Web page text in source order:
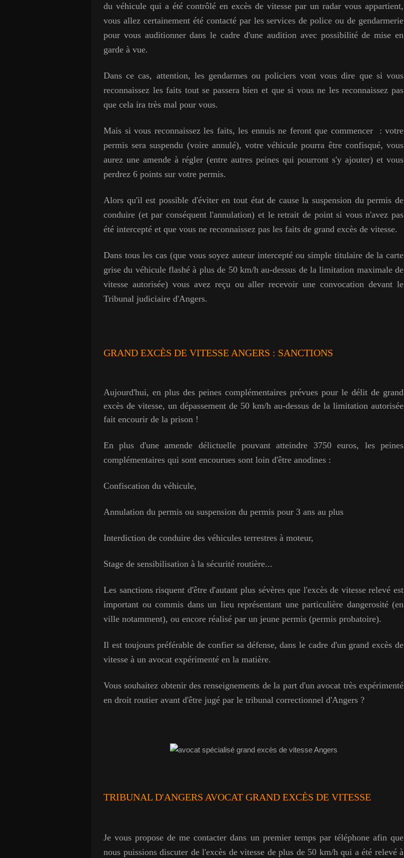
du véhicule qui a été contrôlé en excès de vitesse par un radar vous appartient,
vous allez certainement été contacté par les services de police ou de gendarmerie
pour vous auditionner dans le cadre d'une audition avec possibilité de mise en
garde à vue.
Dans ce cas, attention, les gendarmes ou policiers vont vous dire que si vous
reconnaissez les faits tout se passera bien et que si vous ne les reconnaissez pas
que cela ira très mal pour vous.
Mais si vous reconnaissez les faits, les ennuis ne feront que commencer : votre
permis sera suspendu (voire annulé), votre véhicule pourra être confisqué, vous
aurez une amende à régler (entre autres peines qui pourront s'y ajouter) et vous
perdrez 6 points sur votre permis.
Alors qu'il est possible d'éviter en tout état de cause la suspension du permis de
conduire (et par conséquent l'annulation) et le retrait de point si vous n'avez pas
été intercepté et que vous ne reconnaissez pas les faits de grand excès de vitesse.
Dans tous les cas (que vous soyez auteur intercepté ou simple titulaire de la carte
grise du véhicule flashé à plus de 50 km/h au-dessus de la limitation maximale de
vitesse autorisée) vous avez reçu ou aller recevoir une convocation devant le
Tribunal judiciaire d'Angers.
GRAND EXCÈS DE VITESSE ANGERS : SANCTIONS
Aujourd'hui, en plus des peines complémentaires prévues pour le délit de grand
excès de vitesse, un dépassement de 50 km/h au-dessus de la limitation autorisée
fait encourir de la prison !
En plus d'une amende délictuelle pouvant atteindre 3750 euros, les peines
complémentaires qui sont encourues sont loin d'être anodines :
Confiscation du véhicule,
Annulation du permis ou suspension du permis pour 3 ans au plus
Interdiction de conduire des véhicules terrestres à moteur,
Stage de sensibilisation à la sécurité routière...
Les sanctions risquent d'être d'autant plus sévères que l'excès de vitesse relevé est
important ou commis dans un lieu représentant une particulière dangerosité (en
ville notamment), ou encore réalisé par un jeune permis (permis probatoire).
Il est toujours préférable de confier sa défense, dans le cadre d'un grand excès de
vitesse à un avocat expérimenté en la matière.
Vous souhaitez obtenir des renseignements de la part d'un avocat très expérimenté
en droit routier avant d'être jugé par le tribunal correctionnel d'Angers ?
TRIBUNAL D'ANGERS AVOCAT GRAND EXCÈS DE VITESSE
Je vous propose de me contacter dans un premier temps par téléphone afin que
nous puissions discuter de l'excès de vitesse de plus de 50 km/h qui a été relevé à